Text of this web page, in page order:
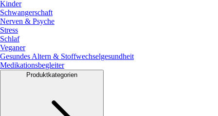
Kinder
Schwangerschaft
Nerven & Psyche
Stress
Schlaf
Veganer
Gesundes Altern & Stoffwechselgesundheit
Medikationsbegleiter
Produktkategorien